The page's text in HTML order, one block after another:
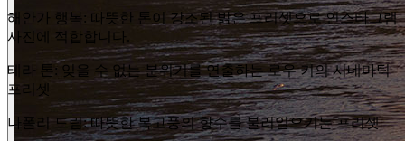
해안가 행복: 따뜻한 톤이 강조된 밝은 프리셋으로 인스타그램
사진에 적합합니다.
테라 톤: 잊을 수 없는 분위기를 연출하는 로우 키의 시네마틱
프리셋
나폴리 드림: 따뜻한 복고풍의 향수를 불러일으키는 프리셋